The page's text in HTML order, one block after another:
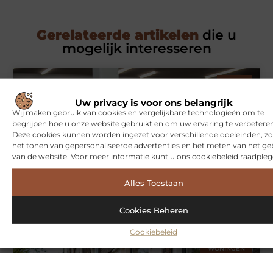
Uw privacy is voor ons belangrijk
Wij maken gebruik van cookies en vergelijkbare technologieën om te
begrijpen hoe u onze website gebruikt en om uw ervaring te
Deze cookies kunnen worden ingezet voor verschillende doeleinden,
het tonen van gepersonaliseerde advertenties en het meten van het
van de website. Voor meer informatie kunt u ons cookiebeleid
Alles Toestaan
Cookies Beheren
Cookiebeleid
Gerelateerde artikelen die u
mogelijk interesseren
SPORT
Symbiont360: Innovatieve EMS-training in Utrecht voor een
WONINGEN